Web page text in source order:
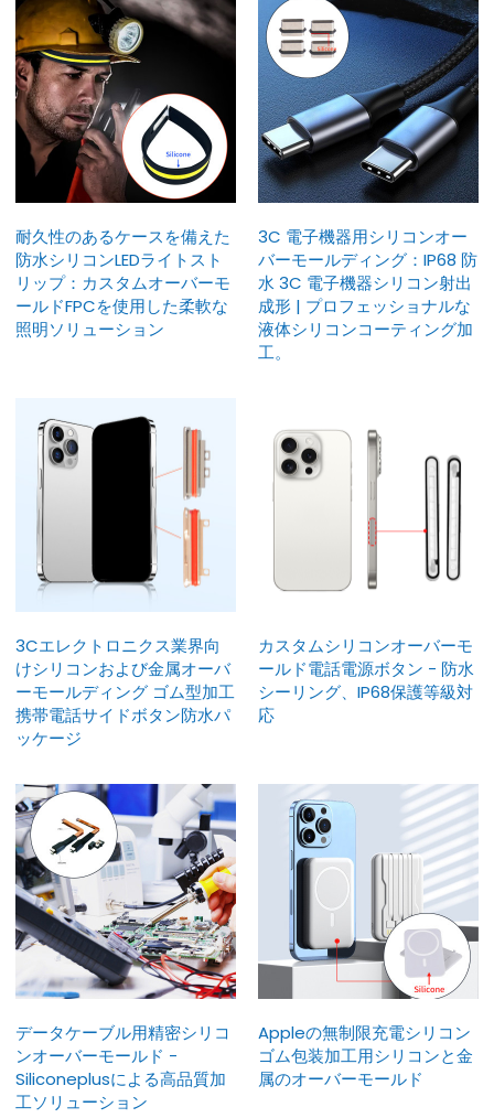
耐久性のあるケースを備えた
防水シリコンLEDライトスト
リップ：カスタムオーバーモ
ールドFPCを使用した柔軟な
照明ソリューション
3C 電子機器用シリコンオー
バーモールディング：IP68 防
水 3C 電子機器シリコン射出
成形 | プロフェッショナルな
液体シリコンコーティング加
工。
3Cエレクトロニクス業界向
けシリコンおよび金属オーバ
ーモールディング ゴム型加工
携帯電話サイドボタン防水パ
ッケージ
カスタムシリコンオーバーモ
ールド電話電源ボタン - 防水
シーリング、IP68保護等級対
応
データケーブル用精密シリコ
ンオーバーモールド -
Siliconeplusによる高品質加
工ソリューション
Appleの無制限充電シリコン
ゴム包装加工用シリコンと金
属のオーバーモールド